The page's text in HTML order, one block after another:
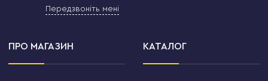
Передзвоніть мені
ПРО МАГАЗИН КАТАЛОГ